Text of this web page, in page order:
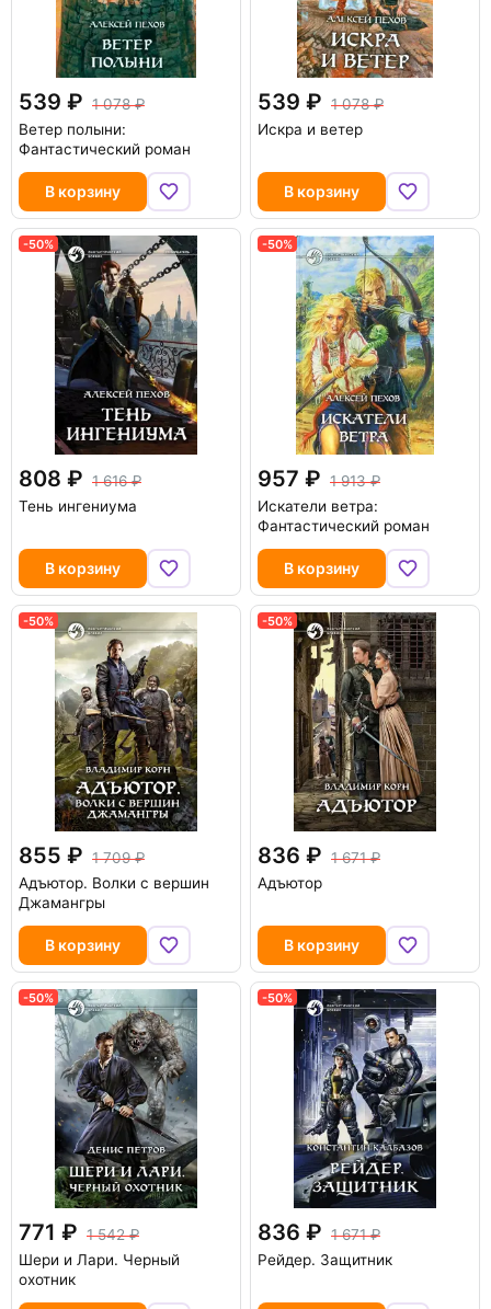
539
1 078
Ветер полыни:
Фантастический роман
В корзину
539
1 078
Искра и ветер
В корзину
-50%
808
1 616
Тень ингениума
В корзину
-50%
957
1 913
Искатели ветра:
Фантастический роман
В корзину
-50%
855
1 709
Адъютор. Волки с вершин
Джамангры
В корзину
-50%
836
1 671
Адъютор
В корзину
-50%
771
1 542
Шери и Лари. Черный
охотник
-50%
836
1 671
Рейдер. Защитник